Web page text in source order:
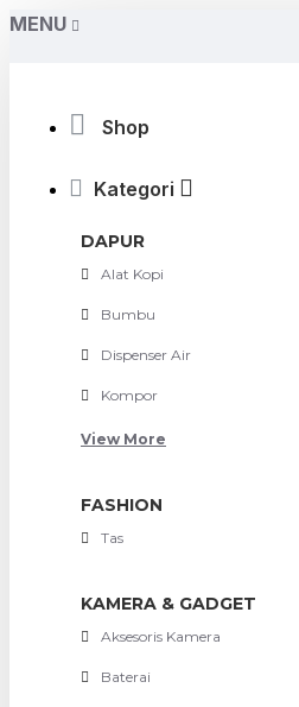
MENU
Shop
Kategori
DAPUR
Alat Kopi
Bumbu
Dispenser Air
Kompor
View More
FASHION
Tas
KAMERA & GADGET
Aksesoris Kamera
Baterai